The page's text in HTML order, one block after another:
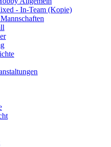
- In-Team (Kopie)